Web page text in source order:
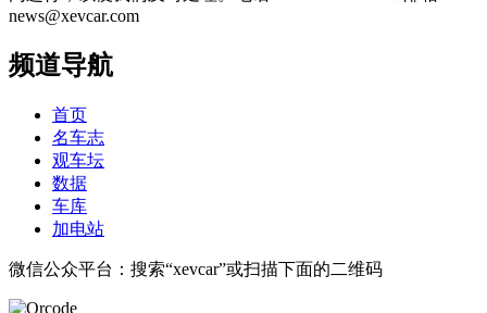
news@xevcar.com
频道导航
首页
名车志
观车坛
数据
车库
加电站
微信公众平台：搜索“xevcar”或扫描下面的二维码